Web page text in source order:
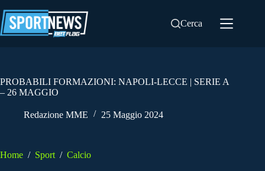
al
contenuto
Cerca
PROBABILI FORMAZIONI: NAPOLI-LECCE | SERIE A
– 26 MAGGIO
Redazione MME 25 Maggio 2024
Home / Sport / Calcio